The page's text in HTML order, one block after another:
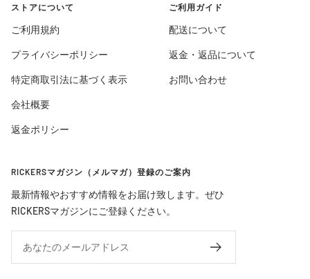
ストアについて
ご利用規約
プライバシーポリシー
特定商取引法に基づく表示
会社概要
返金ポリシー
ご利用ガイド
配送について
返金・返品について
お問い合わせ
RICKERSマガジン（メルマガ）登録のご案内
最新情報やおすすめ情報をお届け致します。ぜひ
RICKERSマガジンにご登録ください。
あなたのメールアドレス